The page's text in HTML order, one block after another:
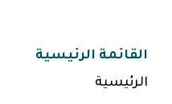
القائمة الرئيسية
الرئيسية